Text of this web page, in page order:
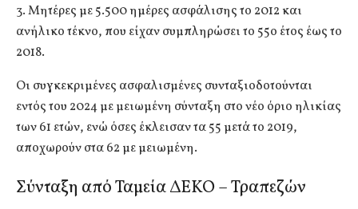
3. Μητέρες με 5.500 ημέρες ασφάλισης το 2012 και
ανήλικο τέκνο, που είχαν συμπληρώσει το 55ο έτος έως το
2018.
Οι συγκεκριμένες ασφαλισμένες συνταξιοδοτούνται
εντός του 2024 με μειωμένη σύνταξη στο νέο όριο ηλικίας
των 61 ετών, ενώ όσες έκλεισαν τα 55 μετά το 2019,
αποχωρούν στα 62 με μειωμένη.
Σύνταξη από Ταμεία ΔΕΚΟ – Τραπεζών